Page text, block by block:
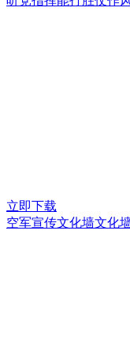
立即下载
空军宣传文化墙文化